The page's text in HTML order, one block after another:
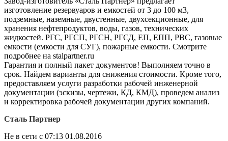
изготовление резервуаров и емкостей от 3 до 100 м3,
подземные, наземные, двустенные, двухсекционные, для
хранения нефтепродуктов, воды, газов, технических
жидкостей. РГС, РГСП, РГСН, РГСД, ЕП, ЕПП, РВС, газовые
емкости (емкости для СУГ), пожарные емкости. Смотрите
подробнее на stalpartner.ru
Гарантия и полный пакет документов! Выполняем точно в
срок. Найдем варианты для снижения стоимости. Кроме того,
предоставляем услуги разработки рабочей инженерной
документации (эскизы, чертежи, КД, КМД), проведем анализ
и корректировка рабочей документации других компаний.
Сталь Партнер
Не в сети с 07:13 01.08.2016